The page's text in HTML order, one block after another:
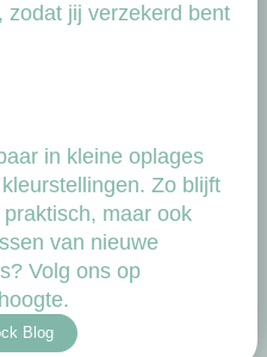
zodat jij verzekerd bent
in kleine oplages
Zo blijft
maar ook
van nieuwe
Volg ons op
Blog